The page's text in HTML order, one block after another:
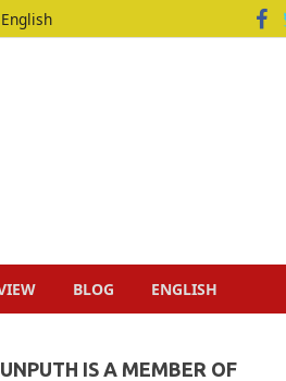
English
BLOG ENGLISH
IS A MEMBER OF